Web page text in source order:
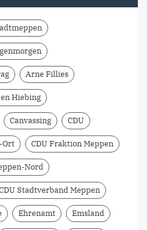
Arne Fillies
Hiebing
Canvassing CDU
Ort CDU Fraktion Meppen
Nord
Stadtverband Meppen
Ehrenamt Emsland